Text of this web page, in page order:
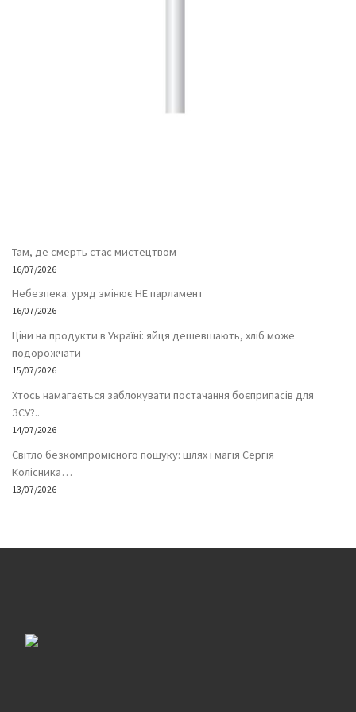
Там, де смерть стає мистецтвом
16/07/2026
Небезпека: уряд змінює НЕ парламент
16/07/2026
Ціни на продукти в Україні: яйця дешевшають, хліб може
подорожчати
15/07/2026
Хтось намагається заблокувати постачання боєприпасів для
ЗСУ?..
14/07/2026
Світло безкомпромісного пошуку: шлях і магія Сергія
Колісника…
13/07/2026